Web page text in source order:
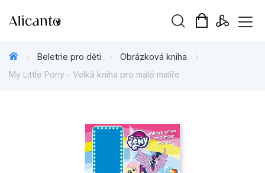
Připravujeme
Beletrie pro děti
Obrázková kniha
My Little Pony - Velká kniha pro malé malíře